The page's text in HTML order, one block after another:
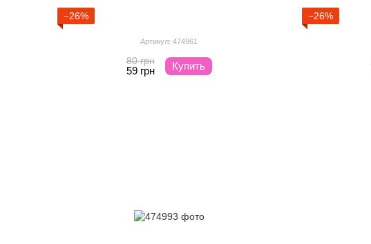
−26%
Артикул: 474961
80 грн
59 грн Купить
−26%